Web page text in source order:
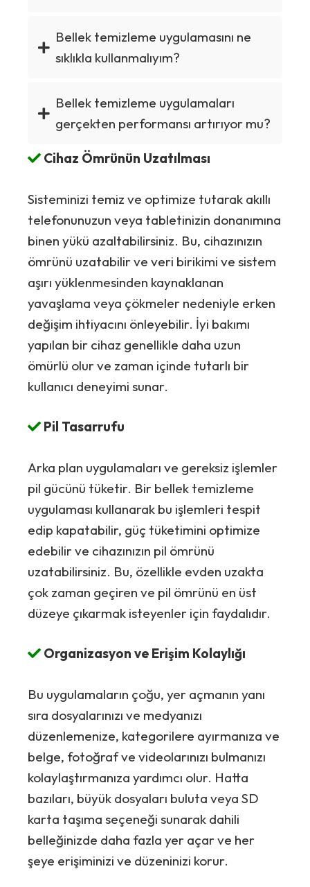
Bellek temizleme uygulamasını ne
sıklıkla kullanmalıyım?
Bellek temizleme uygulamaları
gerçekten performansı artırıyor mu?
Cihaz Ömrünün Uzatılması
Sisteminizi temiz ve optimize tutarak akıllı
telefonunuzun veya tabletinizin donanımına
binen yükü azaltabilirsiniz. Bu, cihazınızın
ömrünü uzatabilir ve veri birikimi ve sistem
aşırı yüklenmesinden kaynaklanan
yavaşlama veya çökmeler nedeniyle erken
değişim ihtiyacını önleyebilir. İyi bakımı
yapılan bir cihaz genellikle daha uzun
ömürlü olur ve zaman içinde tutarlı bir
kullanıcı deneyimi sunar.
Pil Tasarrufu
Arka plan uygulamaları ve gereksiz işlemler
pil gücünü tüketir. Bir bellek temizleme
uygulaması kullanarak bu işlemleri tespit
edip kapatabilir, güç tüketimini optimize
edebilir ve cihazınızın pil ömrünü
uzatabilirsiniz. Bu, özellikle evden uzakta
çok zaman geçiren ve pil ömrünü en üst
düzeye çıkarmak isteyenler için faydalıdır.
Organizasyon ve Erişim Kolaylığı
Bu uygulamaların çoğu, yer açmanın yanı
sıra dosyalarınızı ve medyanızı
düzenlemenize, kategorilere ayırmanıza ve
belge, fotoğraf ve videolarınızı bulmanızı
kolaylaştırmanıza yardımcı olur. Hatta
bazıları, büyük dosyaları buluta veya SD
karta taşıma seçeneği sunarak dahili
belleğinizde daha fazla yer açar ve her
şeye erişiminizi ve düzeninizi korur.